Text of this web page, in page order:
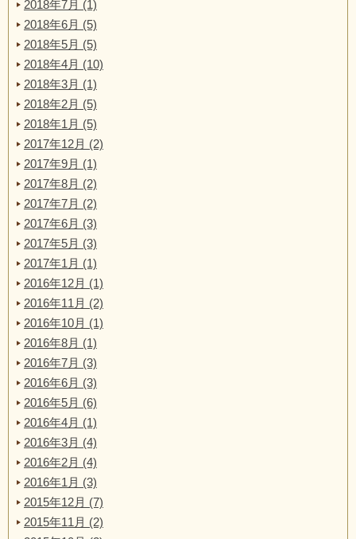
2018年7月 (1)
2018年6月 (5)
2018年5月 (5)
2018年4月 (10)
2018年3月 (1)
2018年2月 (5)
2018年1月 (5)
2017年12月 (2)
2017年9月 (1)
2017年8月 (2)
2017年7月 (2)
2017年6月 (3)
2017年5月 (3)
2017年1月 (1)
2016年12月 (1)
2016年11月 (2)
2016年10月 (1)
2016年8月 (1)
2016年7月 (3)
2016年6月 (3)
2016年5月 (6)
2016年4月 (1)
2016年3月 (4)
2016年2月 (4)
2016年1月 (3)
2015年12月 (7)
2015年11月 (2)